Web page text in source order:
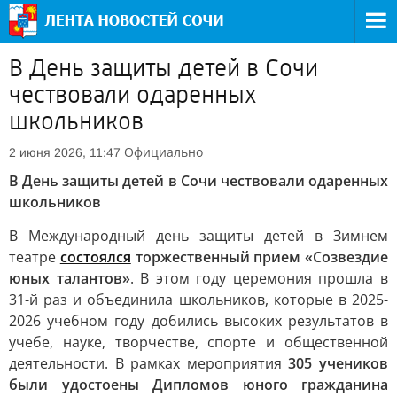
В День защиты детей в Сочи
чествовали одаренных
школьников
2 июня 2026, 11:47 Официально
В День защиты детей в Сочи чествовали одаренных
школьников
В Международный день защиты детей в Зимнем
театре состоялся торжественный прием «Созвездие
юных талантов». В этом году церемония прошла в
31-й раз и объединила школьников, которые в 2025-
2026 учебном году добились высоких результатов в
учебе, науке, творчестве, спорте и общественной
деятельности. В рамках мероприятия305 учеников
были удостоены Дипломов юного гражданина